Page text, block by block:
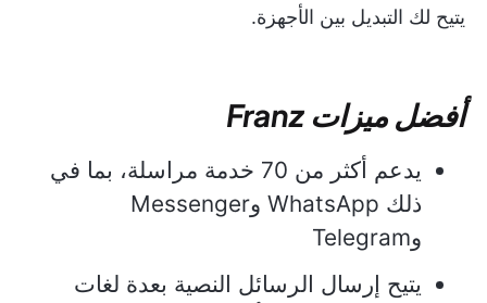
يتيح لك التبديل بين الأجهزة.
أفضل ميزات Franz
يدعم أكثر من 70 خدمة مراسلة، بما في
ذلك WhatsApp وMessenger
وTelegram
يتيح إرسال الرسائل النصية بعدة لغات